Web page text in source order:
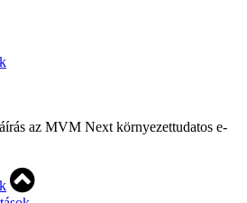
az MVM Next környezettudatos e-